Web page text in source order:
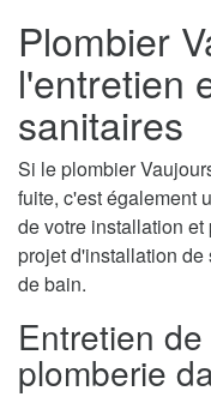
Plombier
l'entretien
sanitaires
Si le plombier
fuite, c'est également
de votre installation
projet d'installation
de bain.
Entretien
plomberie